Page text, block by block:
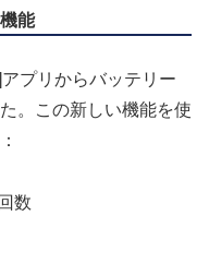
能
プリからバッテリー
。この新しい機能を使
数